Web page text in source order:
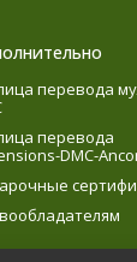
перевода
перевода
DMC-